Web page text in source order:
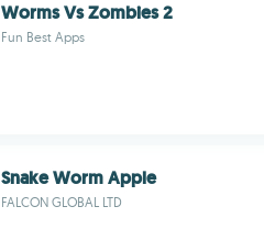
Worms Vs Zombies 2
Fun Best Apps
Snake Worm Apple
FALCON GLOBAL LTD